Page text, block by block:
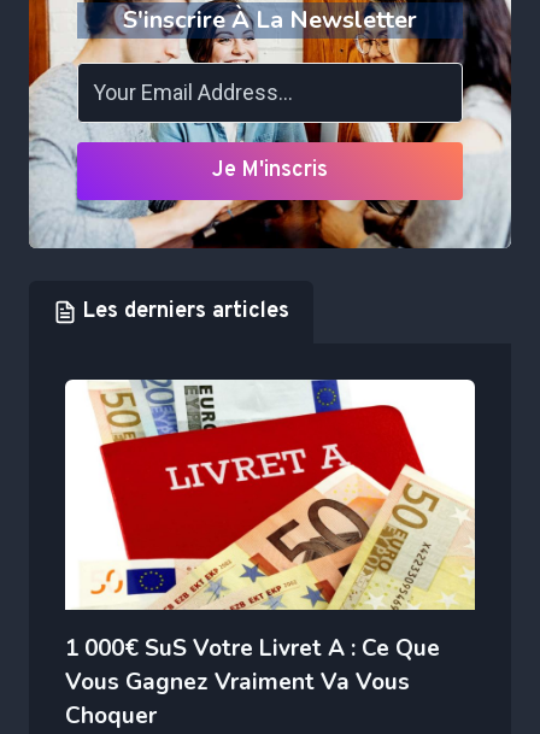
S'inscrire À La Newsletter
Je M'inscris
Les derniers articles
1 000€ SuS Votre Livret A : Ce Que
Vous Gagnez Vraiment Va Vous
Choquer